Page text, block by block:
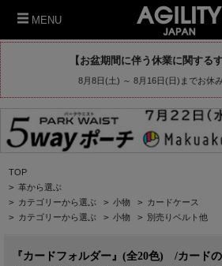
MENU
【お盆期間に伴う休業に関する
8月8日(土) ～ 8月16日(日)までお休
TOP
> 革から選ぶ
> カテゴリーから選ぶ > 小物 > カードケース
> カテゴリーから選ぶ > 小物 > 別売りベルト他
『カードフォルダー』(全20色) /カード